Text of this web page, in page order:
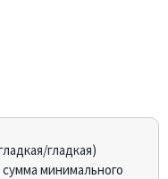
гладкая)
сумма минимального